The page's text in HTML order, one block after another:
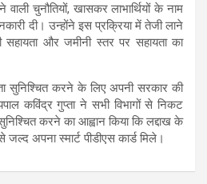
चुनौतियों, खासकर लाभार्थियों के नाम
दी। उन्होंने इस प्रक्रिया में तेजी लाने
और जमीनी स्तर पर सहायता का
सुनिश्चित करने के लिए अपनी सरकार की
कविंद्र गुप्ता ने सभी विभागों से निकट
करने का आह्वान किया कि लद्दाख के
अपना स्मार्ट पीडीएस कार्ड मिले।